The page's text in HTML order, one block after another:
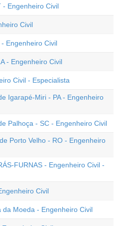
- Engenheiro Civil
Civil
Engenheiro Civil
- Engenheiro Civil
Civil - Especialista
Igarapé-Miri - PA - Engenheiro
Palhoça - SC - Engenheiro Civil
Porto Velho - RO - Engenheiro
FURNAS - Engenheiro Civil -
Civil
da Moeda - Engenheiro Civil